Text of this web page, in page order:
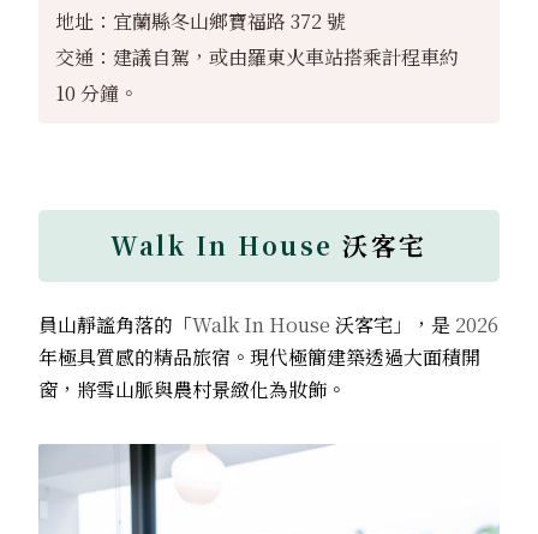
地址：宜蘭縣冬山鄉寶福路 372 號
交通：建議自駕，或由羅東火車站搭乘計程車約
10 分鐘。
Walk In House沃客宅
員山靜謐角落的「Walk In House 沃客宅」，是 2026
年極具質感的精品旅宿。現代極簡建築透過大面積開
窗，將雪山脈與農村景緻化為妝飾。